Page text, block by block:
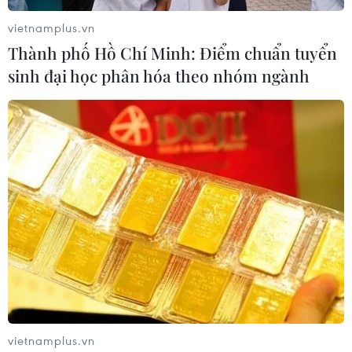
TIN LIÊN QUAN
TP.HCM: Gần 2.300 tỷ đồng đăng ký ủng
hộ mua vaccine phòng, chống dịch
14/06/2021 13:53
vietnamplus.vn
Thành phố Hồ Chí Minh: Điểm chuẩn tuyển
sinh đại học phân hóa theo nhóm ngành
vietnamplus.vn